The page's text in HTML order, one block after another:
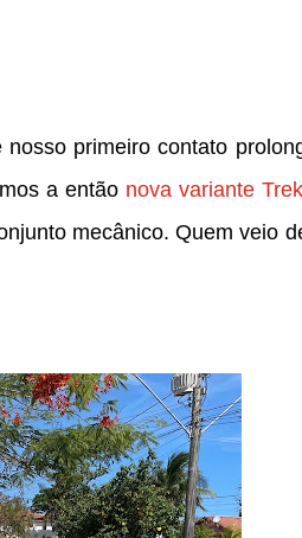
primeiro contato
a então nova variante
mecânico. Quem veio